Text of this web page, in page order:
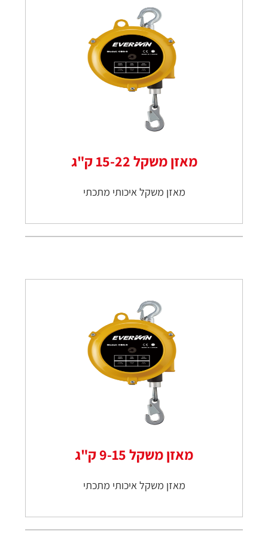
מאזן משקל 15-22 ק"ג
מאזן משקל איכותי מתכתי
מאזן משקל 9-15 ק"ג
מאזן משקל איכותי מתכתי